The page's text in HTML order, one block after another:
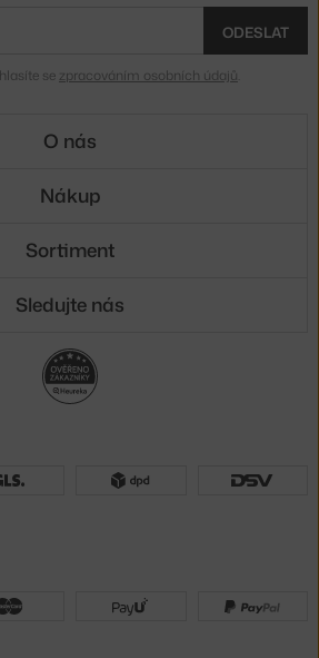
ODESLAT
se zpracováním osobních údajů
O nás
Nákup
Sortiment
Sledujte nás